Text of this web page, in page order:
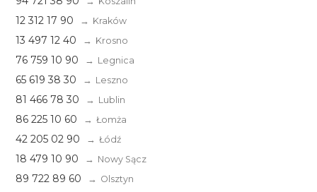
12 312 17 90 Kraków
13 497 12 40 Krosno
76 759 10 90 Legnica
65 619 38 30 Leszno
81 466 78 30 Lublin
86 225 10 60 Łomża
42 205 02 90 Łódź
18 479 10 90 Nowy Sącz
89 722 89 60 Olsztyn